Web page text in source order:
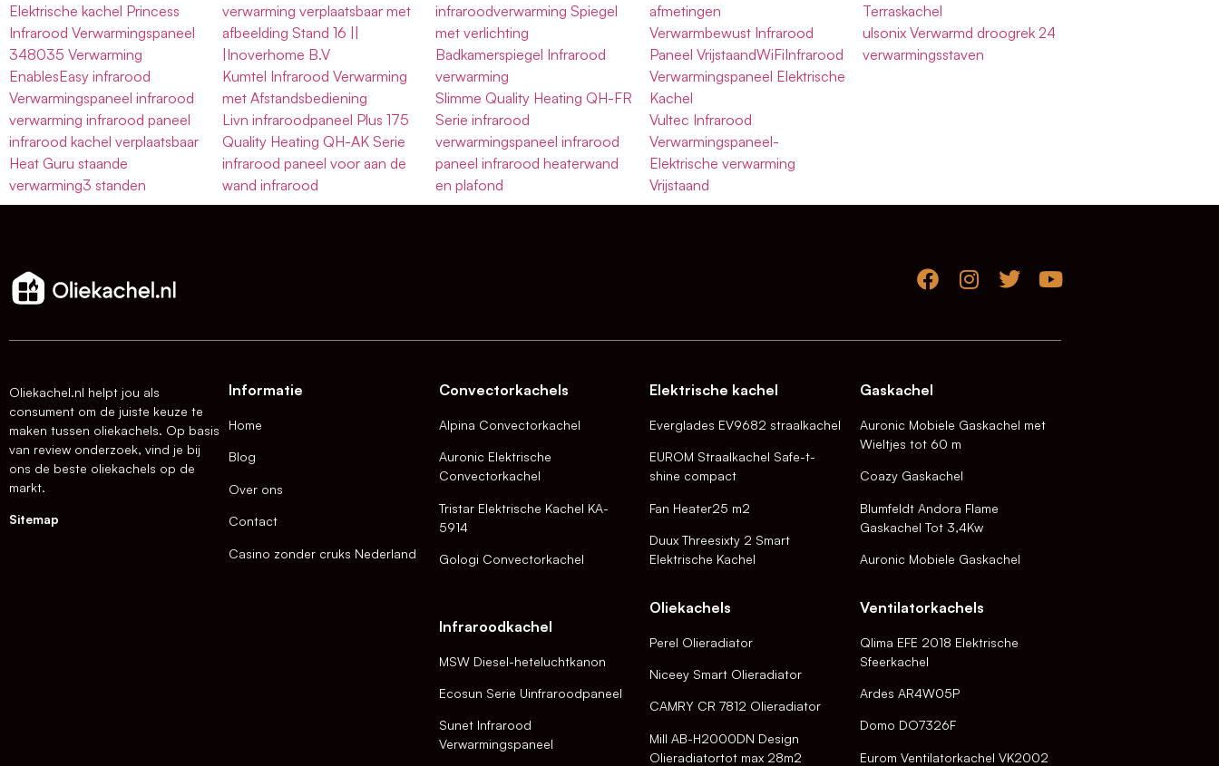
Elektrische kachel Princess
Infrarood Verwarmingspaneel
348035 Verwarming
EnablesEasy infrarood
Verwarmingspaneel infrarood
verwarming infrarood paneel
infrarood kachel verplaatsbaar
Heat Guru staande
verwarming3 standen
verwarming verplaatsbaar met
afbeelding Stand 16 ||
|Inoverhome B.V
Kumtel Infrarood Verwarming
met Afstandsbediening
Livn infraroodpaneel Plus 175
Quality Heating QH-AK Serie
infrarood paneel voor aan de
wand infrarood
infraroodverwarming Spiegel
met verlichting
Badkamerspiegel Infrarood
verwarming
Slimme Quality Heating QH-FR
Serie infrarood
verwarmingspaneel infrarood
paneel infrarood heaterwand
en plafond
afmetingen
Verwarmbewust Infrarood
Paneel VrijstaandWiFiInfrarood
Verwarmingspaneel Elektrische
Kachel
Vultec Infrarood
Verwarmingspaneel-
Elektrische verwarming
Vrijstaand
Terraskachel
ulsonix Verwarmd droogrek 24
verwarmingsstaven
Oliekachel.nl helpt jou als
consument om de juiste keuze te
maken tussen oliekachels. Op basis
van review onderzoek, vind je bij
ons de beste oliekachels op de
markt.
Sitemap
Informatie
Home
Blog
Over ons
Contact
Casino zonder cruks Nederland
Convectorkachels
Alpina Convectorkachel
Auronic Elektrische
Convectorkachel
Tristar Elektrische Kachel KA-
5914
Gologi Convectorkachel
Infraroodkachel
MSW Diesel-heteluchtkanon
Ecosun Serie Uinfraroodpaneel
Sunet Infrarood
Verwarmingspaneel
Elektrische kachel
Everglades EV9682 straalkachel
EUROM Straalkachel Safe-t-
shine compact
Fan Heater25 m2
Duux Threesixty 2 Smart
Elektrische Kachel
Oliekachels
Perel Olieradiator
Niceey Smart Olieradiator
CAMRY CR 7812 Olieradiator
Mill AB-H2000DN Design
Olieradiatortot max 28m2
Gaskachel
Auronic Mobiele Gaskachel met
Wieltjes tot 60 m
Coazy Gaskachel
Blumfeldt Andora Flame
Gaskachel Tot 3,4Kw
Auronic Mobiele Gaskachel
Ventilatorkachels
Qlima EFE 2018 Elektrische
Sfeerkachel
Ardes AR4W05P
Domo DO7326F
Eurom Ventilatorkachel VK2002